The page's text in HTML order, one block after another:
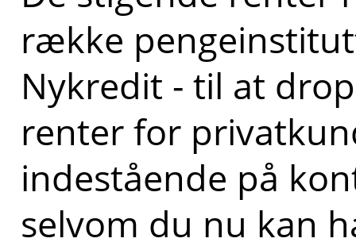
række
Nykredit - til at
renter for
indestående på
selvom du nu kan